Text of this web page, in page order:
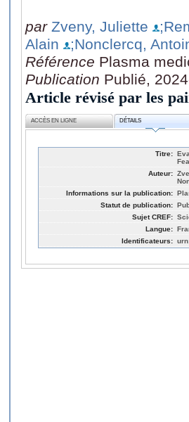
par Zveny, Juliette
Alain
;Nonclercq,
Référence Plasma
Publication Publié,
Article révisé par les
ACCÈS EN LIGNE DÉTAILS
Titre:
Auteur:
Informations sur la publication:
Statut de publication:
Sujet CREF:
Langue:
Identificateurs: